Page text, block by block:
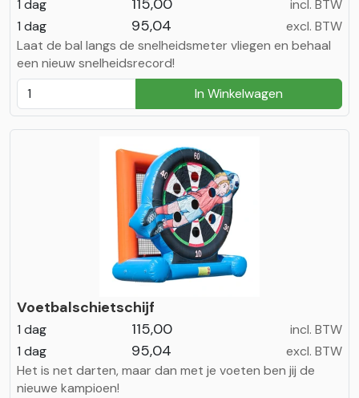
1 dag 115,00
incl. BTW
1 dag
95,04
excl. BTW
Laat de bal langs de snelheidsmeter vliegen en behaal
een nieuw snelheidsrecord!
In Winkelwagen
Voetbalschietschijf
1 dag 115,00
incl. BTW
1 dag
95,04
excl. BTW
Het is net darten, maar dan met je voeten ben jij de
nieuwe kampioen!